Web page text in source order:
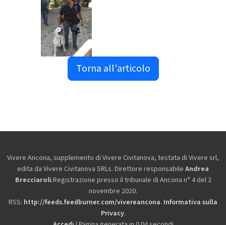
Torna all'articolo
Vivere Ancona, supplemento di Vivere Civitanova, testata di Vivere srl,
edita da Vivere Civitanova SRLs. Direttore responsabile Andrea
Brecciaroli.Registrazione presso il tribunale di Ancona n° 4 del 2
novembre 2020.
RSS: http://feeds.feedburner.com/vivereancona. Informativa sulla
Privacy.